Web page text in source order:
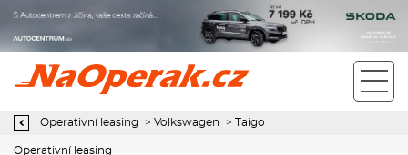
Operativní leasing Volkswagen Taigo People 6G 1,0TSI / 85kW
Operativní leasing > Volkswagen > Taigo
Operativní leasing